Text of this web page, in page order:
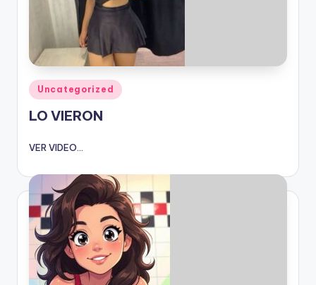
Publicado
en
Uncategorized
LO VIERON
VER VIDEO...